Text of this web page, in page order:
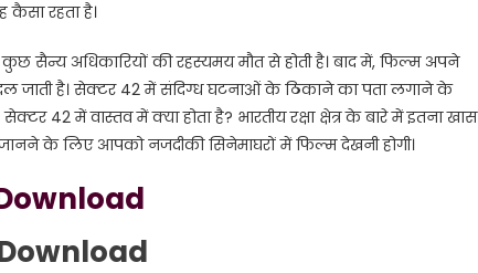
रहता है।
अधिकारियों की रहस्यमय मौत से होती है। बाद में, फिल्म अपने
है। सेक्टर 42 में संदिग्ध घटनाओं के ठिकाने का पता लगाने के
42 में वास्तव में क्या होता है? भारतीय रक्षा क्षेत्र के बारे में इतना खास
के लिए आपको नजदीकी सिनेमाघरों में फिल्म देखनी होगी।